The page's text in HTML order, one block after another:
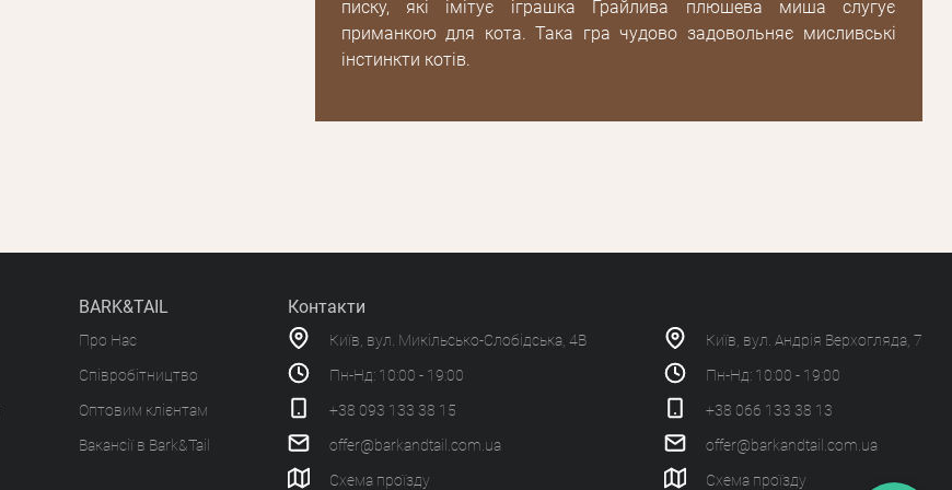
писку, які імітує іграшка Грайлива плюшева миша слугує
приманкою для кота. Така гра чудово задовольняє мисливські
інстинкти котів.
BARK&TAIL
Про Нас
Співробітництво
Оптовим клієнтам
Вакансії в Bark&Tail
Контакти
Київ, вул. Микільсько-Слобідська, 4В
Пн-Нд: 10:00 - 19:00
+38 093 133 38 15
offer@barkandtail.com.ua
Схема проїзду
Київ, вул. Андрія Верхогляда, 7
Пн-Нд: 10:00 - 19:00
+38 066 133 38 13
offer@barkandtail.com.ua
Схема проїзду